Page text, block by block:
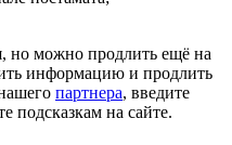
но можно продлить ещё на
информацию и продлить
партнера, введите
подсказкам на сайте.